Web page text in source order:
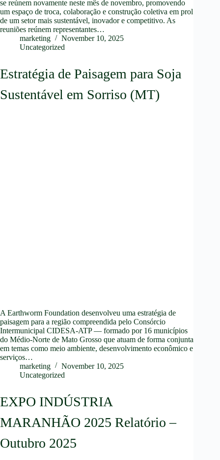
se reúnem novamente neste mês de novembro, promovendo
um espaço de troca, colaboração e construção coletiva em prol
de um setor mais sustentável, inovador e competitivo. As
reuniões reúnem representantes…
marketing
November 10, 2025
Uncategorized
Estratégia de Paisagem para Soja
Sustentável em Sorriso (MT)
A Earthworm Foundation desenvolveu uma estratégia de
paisagem para a região compreendida pelo Consórcio
Intermunicipal CIDESA-ATP — formado por 16 municípios
do Médio-Norte de Mato Grosso que atuam de forma conjunta
em temas como meio ambiente, desenvolvimento econômico e
serviços…
marketing
November 10, 2025
Uncategorized
EXPO INDÚSTRIA
MARANHÃO 2025 Relatório –
Outubro 2025